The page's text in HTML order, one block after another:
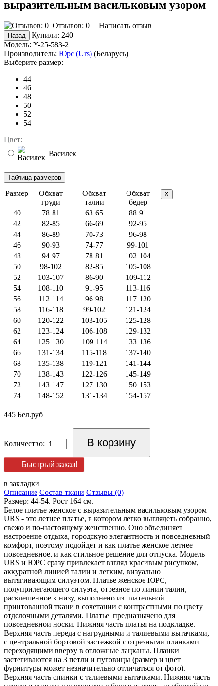
выразительным васильковым узором
Отзывов: 0 | Написать отзыв
Купили: 240
Модель: Y-25-583-2
Производитель: Юрс (Urs) (Беларусь)
Выберите размер:
44
46
48
50
52
54
Цвет:
Василек
Размер
Обхват
груди
Обхват
талии
Обхват
бедер
X
40 78-81 63-65
88-91
42
82-85 66-69
92-95
44
86-89 70-73
96-98
46
90-93 74-77
99-101
48
94-97 78-81
102-104
50
98-102 82-85
105-108
52
103-107 86-90
109-112
54
108-110 91-95
113-116
56
112-114 96-98
117-120
58
116-118 99-102
121-124
60
120-122 103-105
125-128
62
123-124 106-108
129-132
64
125-130 109-114
133-136
66
131-134 115-118
137-140
68
135-138 119-121
141-144
70
138-143 122-126
145-149
72
143-147 127-130
150-153
74
148-152 131-134 154-157
445 Бел.руб
Количество:
Быстрый заказ!
в закладки
Описание Состав ткани Отзывы (0)
Размер: 44-54. Рост 164 см.
Белое платье женское с выразительным васильковым узором
URS - это летнее платье, в котором легко выглядеть собранно,
свежо и по-настоящему женственно. Оно объединяет
настроение отдыха, городскую элегантность и повседневный
комфорт, поэтому подойдет и как платье женское летнее
повседневное, и как стильное решение для отпуска. Модель
URS и ЮРС сразу привлекает взгляд красивым рисунком,
аккуратной линией талии и легким, визуально
вытягивающим силуэтом. Платье женское ЮРС,
полуприлегающего силуэта, отрезное по линии талии,
расклешенное к низу, выполнено из плательной
принтованной ткани в сочетании с контрастными по цвету
отделочными деталями. Платье предназначено для
повседневной носки. Нижняя часть платья на подкладке.
Верхняя часть переда с нагрудными и талиевыми вытачками,
с центральной бортовой застежкой с отрезными планками,
переходящими вверху в отложные лацканы. Планки
застегиваются на 3 петли и пуговицы (размер и цвет
фурнитуры может незначительно отличаться от фото).
Верхняя часть спинки с талиевыми вытачками. Нижняя часть